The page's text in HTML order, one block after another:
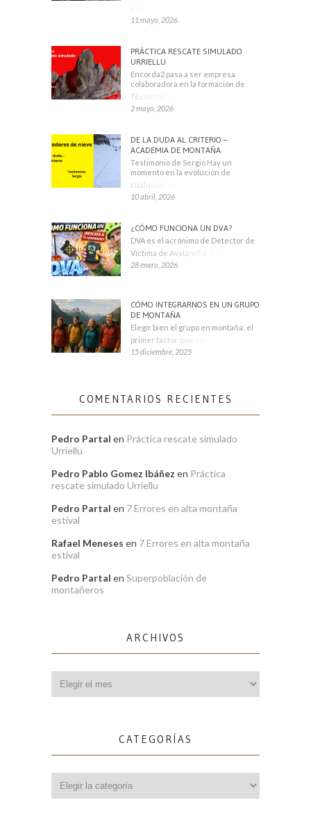
11 mayo, 2026
PRÁCTICA RESCATE SIMULADO
URRIELLU
Encorda2 pasa a ser empresa
colaboradora en la formación de
Técnicos Deportivos
2 mayo, 2026
DE LA DUDA AL CRITERIO –
ACADEMIA DE MONTAÑA
Testimonio de Sergio Hay un
momento en la evolución de
cualquier montañero
10 abril, 2026
¿CÓMO FUNCIONA UN DVA?
DVA es el acrónimo de Detector de
Víctima de Avalancha. También se
28 enero, 2026
CÓMO INTEGRARNOS EN UN GRUPO
DE MONTAÑA
Elegir bien el grupo en montaña: el
primer factor que condiciona tu
15 diciembre, 2025
COMENTARIOS RECIENTES
Pedro Partal en Práctica rescate simulado
Urriellu
Pedro Pablo Gomez Ibáñez en Práctica
rescate simulado Urriellu
Pedro Partal en 7 Errores en alta montaña
estival
Rafael Meneses en 7 Errores en alta montaña
estival
Pedro Partal en Superpoblación de
montañeros
ARCHIVOS
CATEGORÍAS